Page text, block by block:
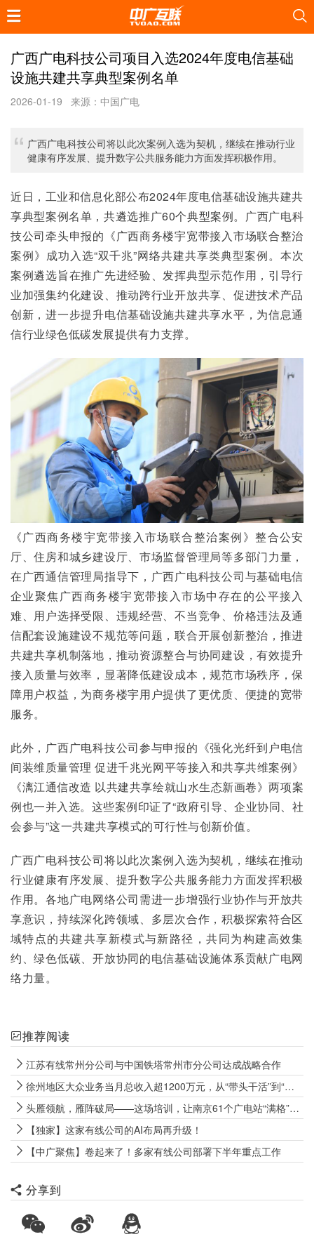
广西广电科技公司项目入选2024年度电信基础
设施共建共享典型案例名单
2026-01-19 来源：中国广电
广西广电科技公司将以此次案例入选为契机，继续在推动行业
健康有序发展、提升数字公共服务能力方面发挥积极作用。
近日，工业和信息化部公布2024年度电信基础设施共建共
享典型案例名单，共遴选推广60个典型案例。广西广电科
技公司牵头申报的《广西商务楼宇宽带接入市场联合整治
案例》成功入选“双千兆”网络共建共享类典型案例。本次
案例遴选旨在推广先进经验、发挥典型示范作用，引导行
业加强集约化建设、推动跨行业开放共享、促进技术产品
创新，进一步提升电信基础设施共建共享水平，为信息通
信行业绿色低碳发展提供有力支撑。
《广西商务楼宇宽带接入市场联合整治案例》整合公安
厅、住房和城乡建设厅、市场监督管理局等多部门力量，
在广西通信管理局指导下，广西广电科技公司与基础电信
企业聚焦广西商务楼宇宽带接入市场中存在的公平接入
难、用户选择受限、违规经营、不当竞争、价格违法及通
信配套设施建设不规范等问题，联合开展创新整治，推进
共建共享机制落地，推动资源整合与协同建设，有效提升
接入质量与效率，显著降低建设成本，规范市场秩序，保
障用户权益，为商务楼宇用户提供了更优质、便捷的宽带
服务。
此外，广西广电科技公司参与申报的《强化光纤到户电信
间装维质量管理 促进千兆光网平等接入和共享共维案例》
《漓江通信改造 以共建共享绘就山水生态新画卷》两项案
例也一并入选。这些案例印证了“政府引导、企业协同、社
会参与”这一共建共享模式的可行性与创新价值。
广西广电科技公司将以此次案例入选为契机，继续在推动
行业健康有序发展、提升数字公共服务能力方面发挥积极
作用。各地广电网络公司需进一步增强行业协作与开放共
享意识，持续深化跨领域、多层次合作，积极探索符合区
域特点的共建共享新模式与新路径，共同为构建高效集
约、绿色低碳、开放协同的电信基础设施体系贡献广电网
络力量。
推荐阅读
江苏有线常州分公司与中国铁塔常州市分公司达成战略合作
徐州地区大众业务当月总收入超1200万元，从“带头干活”到“带队攻坚” 徐州网格“CEO”实战炼成记
头雁领航，雁阵破局——这场培训，让南京61个广电站“满格”出征
【独家】这家有线公司的AI布局再升级！
【中广聚焦】卷起来了！多家有线公司部署下半年重点工作
分享到